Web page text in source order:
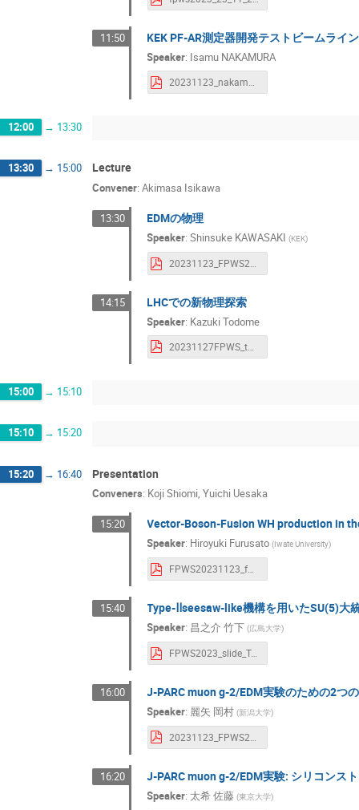
11:50 KEK PF-AR測定器開発テストビームライ
Speaker: Isamu NAKAMURA
20231123_nakamura.pdf
12:00 → 13:30
13:30 → 15:00 Lecture
Convener: Akimasa Isikawa
13:30 EDMの物理
Speaker:Shinsuke KAWASAKI (KEK)
20231123_FPWS2023_EDM_kawasaki_pdf.pdf
14:15 LHCでの新物理探索
Speaker: Kazuki Todome
20231127FPWS_todome.pdf
15:00 → 15:10
15:10 → 15:20
15:20 → 16:40 Presentation
Conveners: Koji Shiomi, Yuichi Uesaka
15:20 Vector-Boson-Fusion WH production in
Speaker: Hiroyuki Furusato (Iwate University)
FPWS20231123_furusato.pdf
15:40 Type-Ⅱseesaw-like機構を用いたSU(5)大
Speaker: 昌之介 竹下 (広島大学)
FPWS2023_slide_Takeshita.pdf
16:00 J-PARC muon g-2/EDM実験のための2つ
Speaker: 麗矢 岡村 (新潟大学)
16:20 J-PARC muon g-2/EDM実験: シリコンス
Speaker: 太希 佐藤 (東京大学)